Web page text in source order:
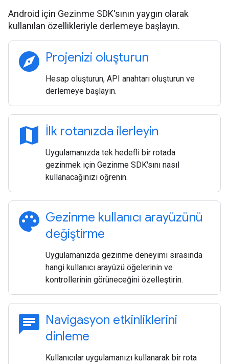
Android için Gezinme SDK'sının yaygın olarak
kullanılan özellikleriyle derlemeye başlayın.
explore Projenizi oluşturun
Hesap oluşturun, API anahtarı oluşturun ve
derlemeye başlayın.
map İlk rotanızda ilerleyin
Uygulamanızda tek hedefli bir rotada
gezinmek için Gezinme SDK'sını nasıl
kullanacağınızı öğrenin.
palette Gezinme kullanıcı arayüzünü
değiştirme
Uygulamanızda gezinme deneyimi sırasında
hangi kullanıcı arayüzü öğelerinin ve
kontrollerinin görüneceğini özelleştirin.
chat Navigasyon etkinliklerini
dinleme
Kullanıcılar uygulamanızı kullanarak bir rota